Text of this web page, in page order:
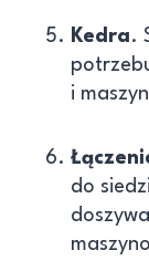
Kedra.
i
do